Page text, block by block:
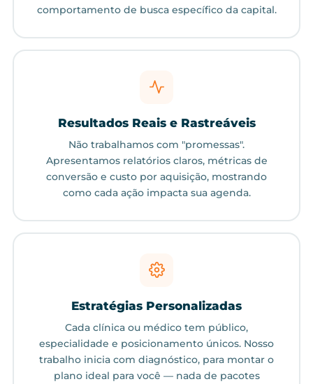
comportamento de busca específico da capital.
Resultados Reais e Rastreáveis
Não trabalhamos com "promessas".
Apresentamos relatórios claros, métricas de
conversão e custo por aquisição, mostrando
como cada ação impacta sua agenda.
Estratégias Personalizadas
Cada clínica ou médico tem público,
especialidade e posicionamento únicos. Nosso
trabalho inicia com diagnóstico, para montar o
plano ideal para você — nada de pacotes